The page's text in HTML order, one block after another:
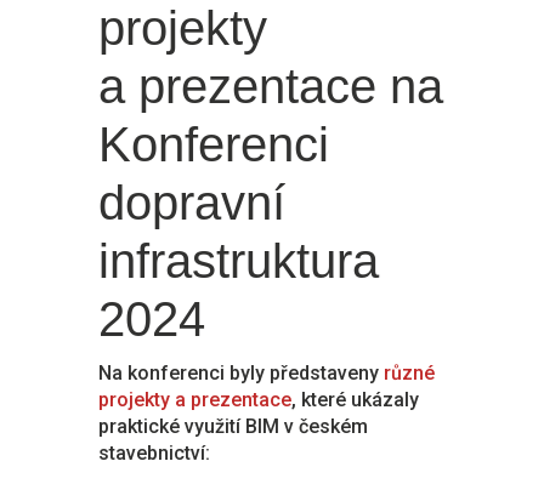
projekty
a prezentace na
Konferenci
dopravní
infrastruktura
2024
Na konferenci byly představeny různé
projekty a prezentace, které ukázaly
praktické využití BIM v českém
stavebnictví: